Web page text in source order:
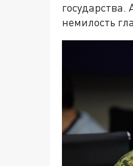
немилость